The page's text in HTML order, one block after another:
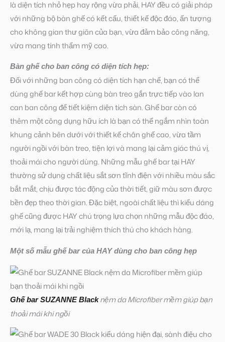
là diện tích nhỏ hẹp hay rộng vừa phải, HAY đều có giải pháp
với những bộ bàn ghế có kết cấu, thiết kế độc đáo, ấn tượng
cho không gian thư giãn của bạn, vừa đảm bảo công năng,
vừa mang tính thẩm mỹ cao.
Bàn ghế cho ban công có diện tích hẹp:
Đối với những ban công có diện tích hạn chế, bạn có thể
dùng ghế bar kết hợp cùng bàn treo gắn trực tiếp vào lan
can ban công để tiết kiệm diện tích sàn. Ghế bar còn có
thêm một công dụng hữu ích là bạn có thể ngắm nhìn toàn
khung cảnh bên dưới với thiết kế chân ghế cao, vừa tầm
người ngồi với bàn treo, tiện lợi và mang lại cảm giác thú vị,
thoải mái cho người dùng. Những mẫu ghế bar tại HAY
thường sử dụng chất liệu sắt sơn tĩnh điện với nhiều màu sắc
bắt mắt, chịu được tác động của thời tiết, giữ màu sơn được
bền đẹp theo thời gian. Đặc biệt, ngoài chất liệu thì kiểu dáng
ghế cũng được HAY chú trọng lựa chọn những mẫu độc đáo,
mới lạ, mang lại trải nghiệm thích thú cho khách hàng.
Một số mẫu ghế bar của HAY dùng cho ban công hẹp
Ghế bar SUZANNE Black nệm da Microfiber mềm giúp bạn
thoải mái khi ngồi